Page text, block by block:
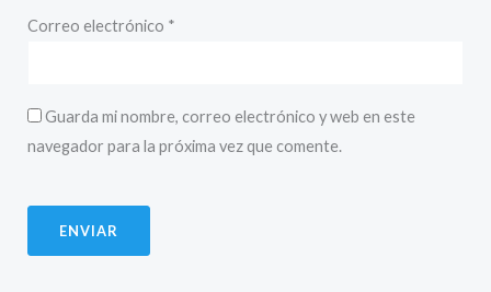
Correo electrónico *
Guarda mi nombre, correo electrónico y web en este
navegador para la próxima vez que comente.